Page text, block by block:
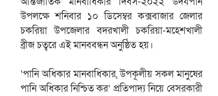
উপলক্ষে শনিবার ১০ ডিসেম্বর কক্সবাজার জেলার
চকরিয়া উপজেলার বদরখালী চকরিয়া-মহেশখালী
ব্রীজ চত্বরে এই মানববন্ধন অনুষ্ঠিত হয়।
‘পানি অধিকার মানবাধিকার, উপকূলীয় সকল মানুষের
পানি অধিকার নিশ্চিত কর’ প্রতিপাদ্য নিয়ে বেসরকারী